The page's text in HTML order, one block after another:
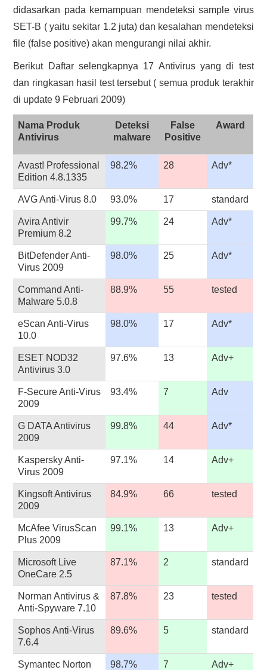
didasarkan pada kemampuan mendeteksi sample virus
SET-B ( yaitu sekitar 1.2 juta) dan kesalahan mendeteksi
file (false positive) akan mengurangi nilai akhir.
Berikut Daftar selengkapnya 17 Antivirus yang di test
dan ringkasan hasil test tersebut ( semua produk terakhir
di update 9 Februari 2009)
Nama Produk
Antivirus
Deteksi
malware
False
Positive
Award
Avast! Professional
Edition 4.8.1335
98.2% 28 Adv*
AVG Anti-Virus 8.0 93.0% 17 standard
Avira Antivir
Premium 8.2
99.7% 24 Adv*
BitDefender Anti-
Virus 2009
98.0% 25 Adv*
Command Anti-
Malware 5.0.8
88.9% 55 tested
eScan Anti-Virus
10.0
98.0% 17 Adv*
ESET NOD32
Antivirus 3.0
97.6% 13 Adv+
F-Secure Anti-Virus
2009
93.4% 7 Adv
G DATA Antivirus
2009
99.8% 44 Adv*
Kaspersky Anti-
Virus 2009
97.1% 14 Adv+
Kingsoft Antivirus
2009
84.9% 66 tested
McAfee VirusScan
Plus 2009
99.1% 13 Adv+
Microsoft Live
OneCare 2.5
87.1% 2 standard
Norman Antivirus &
Anti-Spyware 7.10
87.8% 23 tested
Sophos Anti-Virus
7.6.4
89.6% 5 standard
Symantec Norton
98.7% 7 Adv+